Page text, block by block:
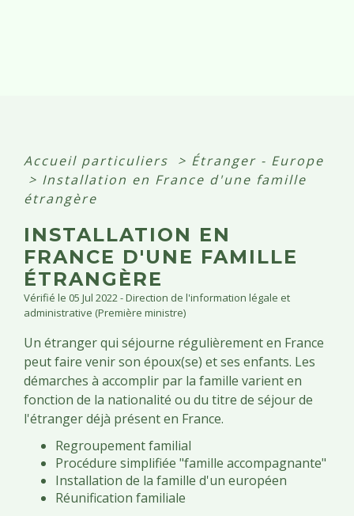
Accueil particuliers > Étranger - Europe
> Installation en France d'une famille
étrangère
INSTALLATION EN
FRANCE D'UNE FAMILLE
ÉTRANGÈRE
Vérifié le 05 Jul 2022 - Direction de l'information légale et
administrative (Première ministre)
Un étranger qui séjourne régulièrement en France
peut faire venir son époux(se) et ses enfants. Les
démarches à accomplir par la famille varient en
fonction de la nationalité ou du titre de séjour de
l'étranger déjà présent en France.
Regroupement familial
Procédure simplifiée "famille accompagnante"
Installation de la famille d'un européen
Réunification familiale